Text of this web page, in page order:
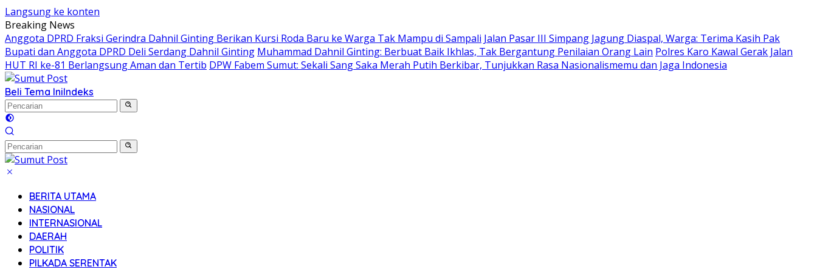
Langsung ke konten
Breaking News
Anggota DPRD Fraksi Gerindra Dahnil Ginting Berikan Kursi Roda Baru ke Warga Tak Mampu di Sampali Jalan Pasar III Simpang Jagung Diaspal, Warga: Terima Kasih Pak
Bupati dan Anggota DPRD Deli Serdang Dahnil Ginting Muhammad Dahnil Ginting: Berbuat Baik Ikhlas, Tak Bergantung Penilaian Orang Lain Polres Karo Kawal Gerak Jalan
HUT RI ke-81 Berlangsung Aman dan Tertib DPW Fabem Sumut: Sekali Sang Saka Merah Putih Berkibar, Tunjukkan Rasa Nasionalismemu dan Jaga Indonesia
Beli Tema IniIndeks
BERITA UTAMA
NASIONAL
INTERNASIONAL
DAERAH
POLITIK
PILKADA SERENTAK